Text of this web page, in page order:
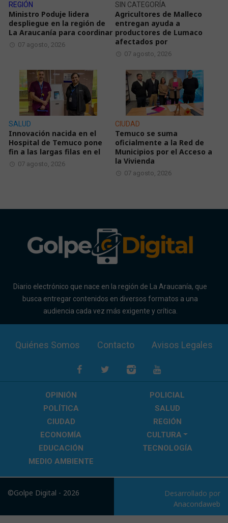
REGIÓN
Ministro Poduje lidera
despliegue en la región de
La Araucanía para coordinar
07 agosto, 2026
SIN CATEGORÍA
Agricultores de Malleco
entregan ayuda a
productores de Lumaco
afectados por
07 agosto, 2026
SALUD
Innovación nacida en el
Hospital de Temuco pone
fin a las largas filas en el
07 agosto, 2026
CIUDAD
Temuco se suma
oficialmente a la Red de
Municipios por el Acceso a
la Vivienda
07 agosto, 2026
Diario electrónico que nace en la región de La Araucanía, que
busca entregar contenidos en diversos formatos a una
audiencia cada vez más exigente y crítica.
Quiénes Somos Contacto Avisos Legales
OPINIÓN
POLICIAL
POLÍTICA
SALUD
CIUDAD
REGIÓN
ECONOMÍA
CULTURA
EDUCACIÓN
TECNOLOGÍA
MEDIO AMBIENTE
©Golpe Digital - 2026
Desarrollado por
Anacondaweb